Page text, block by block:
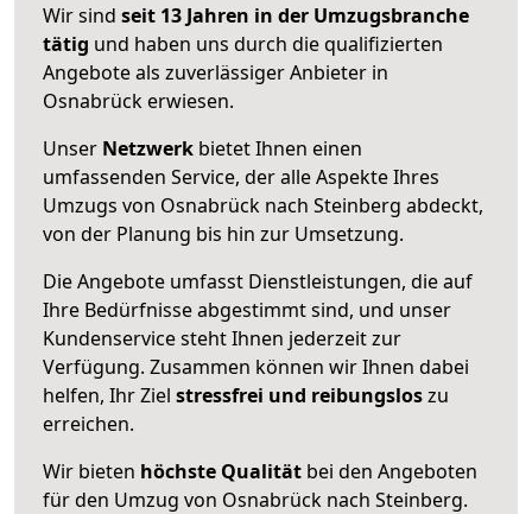
Wir sind seit 13 Jahren in der Umzugsbranche
tätig und haben uns durch die qualifizierten
Angebote als zuverlässiger Anbieter in
Osnabrück erwiesen.
Unser Netzwerk bietet Ihnen einen
umfassenden Service, der alle Aspekte Ihres
Umzugs von Osnabrück nach Steinberg abdeckt,
von der Planung bis hin zur Umsetzung.
Die Angebote umfasst Dienstleistungen, die auf
Ihre Bedürfnisse abgestimmt sind, und unser
Kundenservice steht Ihnen jederzeit zur
Verfügung. Zusammen können wir Ihnen dabei
helfen, Ihr Ziel stressfrei und reibungsloszu
erreichen.
Wir bieten höchste Qualität bei den Angeboten
für den Umzug von Osnabrück nach Steinberg.